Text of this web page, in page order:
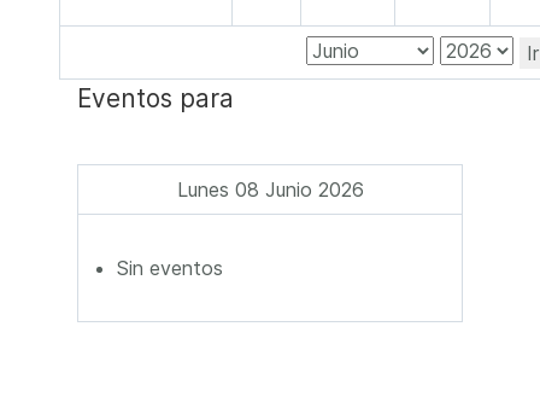
Eventos para
Lunes 08 Junio 2026
Sin eventos